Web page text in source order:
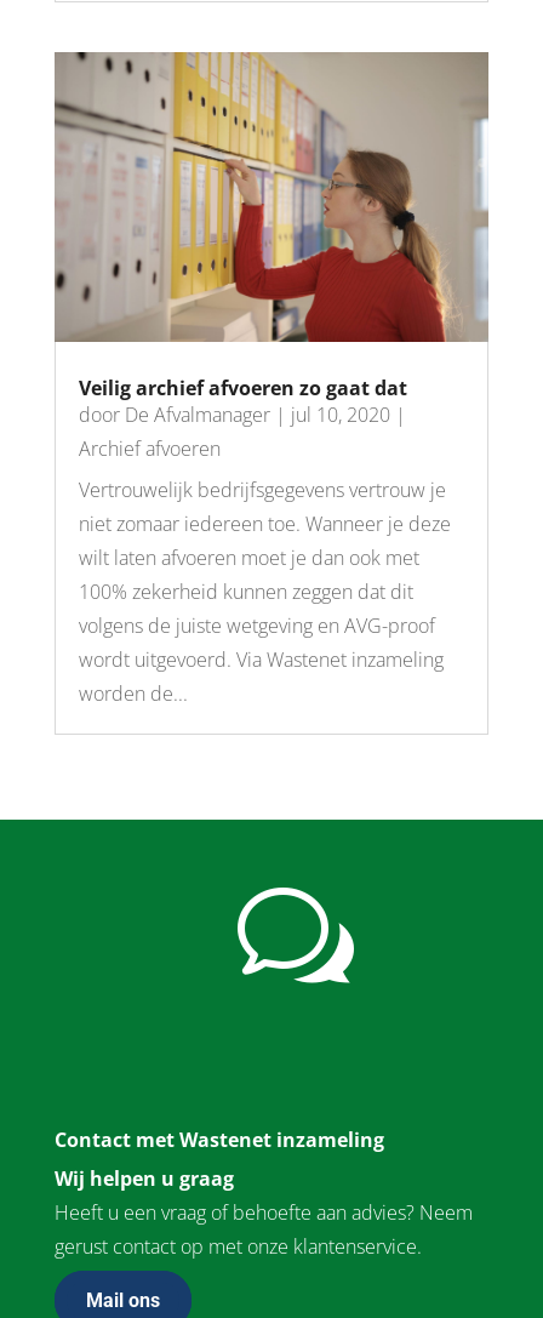
Veilig archief afvoeren zo gaat dat
door De Afvalmanager| jul 10, 2020|
Archief afvoeren
Vertrouwelijk bedrijfsgegevens vertrouw je
niet zomaar iedereen toe. Wanneer je deze
wilt laten afvoeren moet je dan ook met
100% zekerheid kunnen zeggen dat dit
volgens de juiste wetgeving en AVG-proof
wordt uitgevoerd. Via Wastenet inzameling
worden de...
w
Contact met Wastenet inzameling
Wij helpen u graag
Heeft u een vraag of behoefte aan advies? Neem
gerust contact op met onze klantenservice.
Mail ons